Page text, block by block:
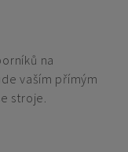
na
vaším přímým
stroje.